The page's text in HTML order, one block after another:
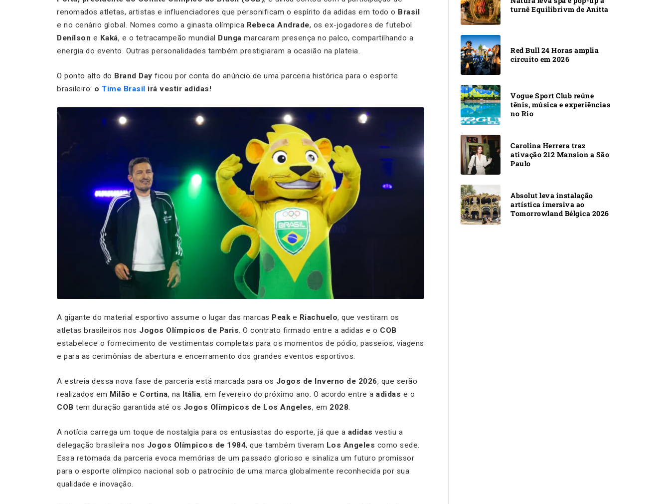
renomados atletas, artistas e influenciadores que personificam o espírito da adidas em todo o Brasil
e no cenário global. Nomes como a ginasta olímpica Rebeca Andrade, os ex-jogadores de futebol
Denílson e Kaká, e o tetracampeão mundial Dunga marcaram presença no palco, compartilhando a
energia do evento. Outras personalidades também prestigiaram a ocasião na plateia.
O ponto alto do Brand Day ficou por conta do anúncio de uma parceria histórica para o esporte
brasileiro: o Time Brasil irá vestir adidas!
A gigante do material esportivo assume o lugar das marcas Peake Riachuelo, que vestiram os
atletas brasileiros nos Jogos Olímpicos de Paris. O contrato firmado entre a adidas e o COB
estabelece o fornecimento de vestimentas completas para os momentos de pódio, passeios, viagens
e para as cerimônias de abertura e encerramento dos grandes eventos esportivos.
A estreia dessa nova fase de parceria está marcada para os Jogos de Inverno de 2026, que serão
realizados em Milão e Cortina, na Itália, em fevereiro do próximo ano. O acordo entre a adidas e o
COB tem duração garantida até os Jogos Olímpicos de Los Angeles, em 2028.
A notícia carrega um toque de nostalgia para os entusiastas do esporte, já que a adidas vestiu a
delegação brasileira nos Jogos Olímpicos de 1984, que também tiveram Los Angeles como sede.
Essa retomada da parceria evoca memórias de um passado glorioso e sinaliza um futuro promissor
para o esporte olímpico nacional sob o patrocínio de uma marca globalmente reconhecida por sua
qualidade e inovação.
turnê Equilibrivm de Anitta
Red Bull 24 Horas amplia
circuito em 2026
Vogue Sport Club reúne
tênis, música e experiências
no Rio
Carolina Herrera traz
ativação 212 Mansion a São
Paulo
Absolut leva instalação
artística imersiva ao
Tomorrowland Bélgica 2026